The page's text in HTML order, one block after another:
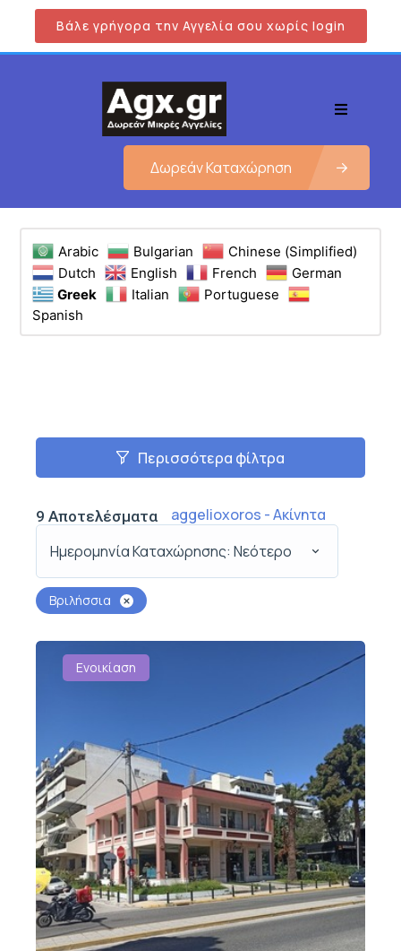
Βάλε γρήγορα την Αγγελία σου χωρίς login
Δωρεάν Καταχώρηση
Arabic Bulgarian
Chinese (Simplified)
Dutch
English French
German
Greek
Italian
Portuguese
Spanish
Περισσότερα φίλτρα
9 Αποτελέσματα
aggelioxoros - Ακίνητα
Ημερομηνία Καταχώρησης: Νεότερο
Βριλήσσια
Ενοικίαση